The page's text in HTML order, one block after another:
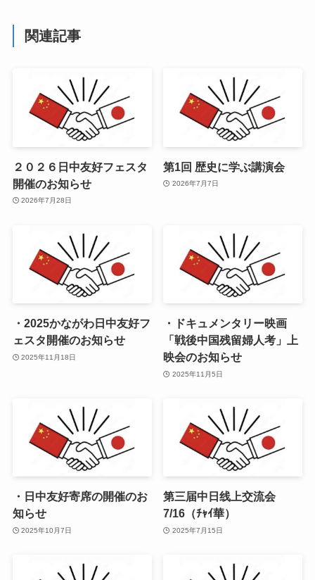
関連記事
２０２６日中友好フェスタ
開催のお知らせ
2026年7月28日
第1回 歴史に学ぶ講演会
2026年7月7日
・2025かながわ日中友好フ
ェスタ開催のお知らせ
2025年11月18日
・ドキュメンタリー映画
「戦後中国残留婦人考」上
映会のお知らせ
2025年11月5日
・日中友好寄席の開催のお
知らせ
2025年10月7日
第三届中日线上交流会
7/16（ﾁｬｲ華）
2025年7月15日